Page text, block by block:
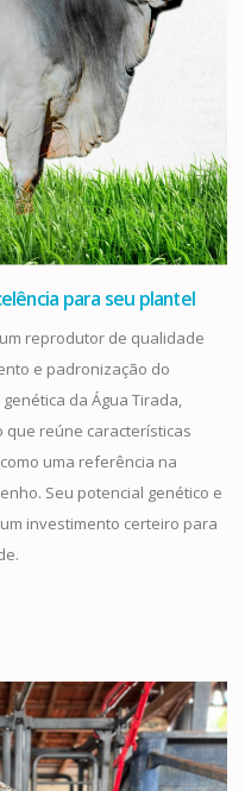
para seu plantel
reprodutor de qualidade
e padronização do
da Água Tirada,
que reúne características
uma referência na
Seu potencial genético e
investimento certeiro para